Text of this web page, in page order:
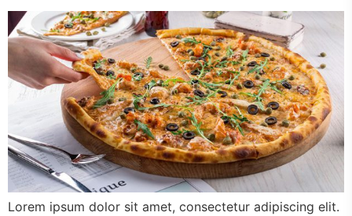
Lorem ipsum dolor sit amet, consectetur adipiscing elit.